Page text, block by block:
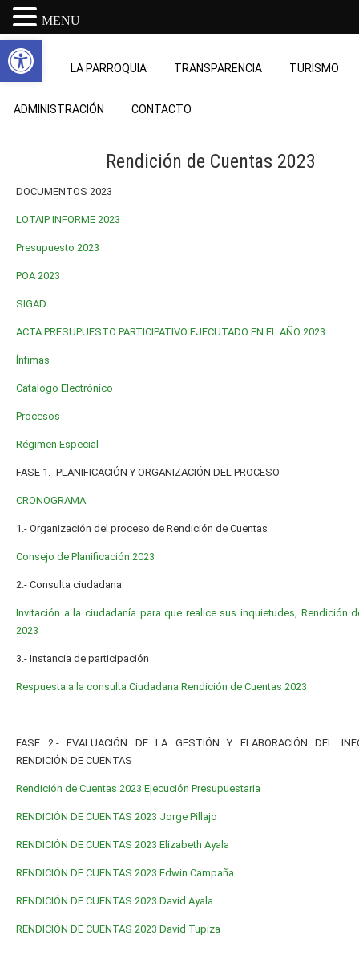
INICIO LA PARROQUIA TRANSPARENCIA TURISMO
ADMINISTRACIÓN CONTACTO
Rendición de Cuentas 2023
DOCUMENTOS 2023
LOTAIP INFORME 2023
Presupuesto 2023
POA 2023
SIGAD
ACTA PRESUPUESTO PARTICIPATIVO EJECUTADO EN EL AÑO 2023
Ínfimas
Catalogo Electrónico
Procesos
Régimen Especial
FASE 1.- PLANIFICACIÓN Y ORGANIZACIÓN DEL PROCESO
CRONOGRAMA
1.- Organización del proceso de Rendición de Cuentas
Consejo de Planificación 2023
2.- Consulta ciudadana
Invitación a la ciudadanía para que realice sus inquietudes, Rendición
2023
3.- Instancia de participación
Respuesta a la consulta Ciudadana Rendición de Cuentas 2023
FASE 2.- EVALUACIÓN DE LA GESTIÓN Y ELABORACIÓN DEL
RENDICIÓN DE CUENTAS
Rendición de Cuentas 2023 Ejecución Presupuestaria
RENDICIÓN DE CUENTAS 2023 Jorge Pillajo
RENDICIÓN DE CUENTAS 2023 Elizabeth Ayala
RENDICIÓN DE CUENTAS 2023 Edwin Campaña
RENDICIÓN DE CUENTAS 2023 David Ayala
RENDICIÓN DE CUENTAS 2023 David Tupiza
MENU
Abrir barra de herramientas